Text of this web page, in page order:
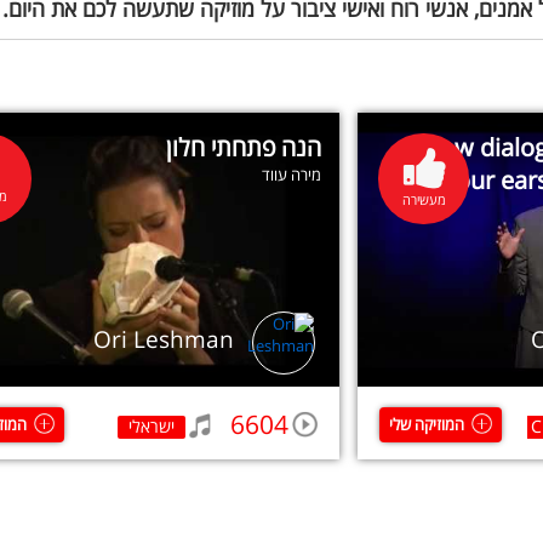
אמנים, אנשי רוח ואישי ציבור על מוזיקה שתעשה לכם את היום.
How
your
מעשירה
המוזיקה שלי
הנה פתחתי חלון
מירה עווד
Ori Leshman
6604 ישראלי